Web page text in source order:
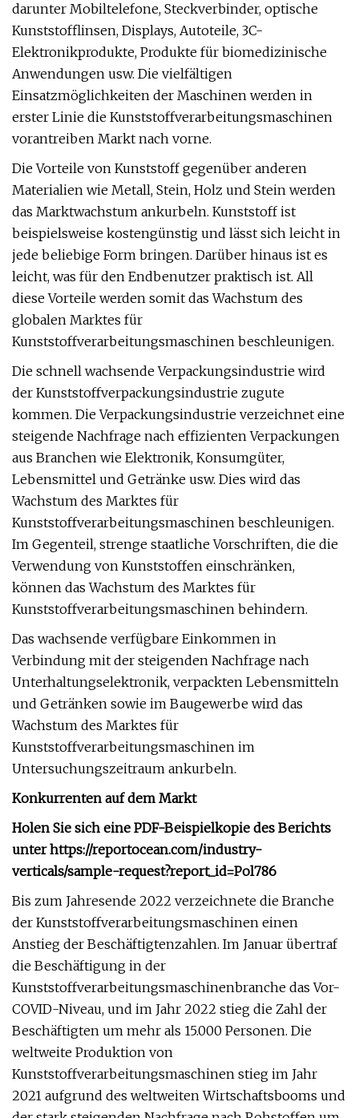
darunter Mobiltelefone, Steckverbinder, optische
Kunststofflinsen, Displays, Autoteile, 3C-
Elektronikprodukte, Produkte für biomedizinische
Anwendungen usw. Die vielfältigen
Einsatzmöglichkeiten der Maschinen werden in
erster Linie die Kunststoffverarbeitungsmaschinen
vorantreiben Markt nach vorne.
Die Vorteile von Kunststoff gegenüber anderen
Materialien wie Metall, Stein, Holz und Stein werden
das Marktwachstum ankurbeln. Kunststoff ist
beispielsweise kostengünstig und lässt sich leicht in
jede beliebige Form bringen. Darüber hinaus ist es
leicht, was für den Endbenutzer praktisch ist. All
diese Vorteile werden somit das Wachstum des
globalen Marktes für
Kunststoffverarbeitungsmaschinen beschleunigen.
Die schnell wachsende Verpackungsindustrie wird
der Kunststoffverpackungsindustrie zugute
kommen. Die Verpackungsindustrie verzeichnet eine
steigende Nachfrage nach effizienten Verpackungen
aus Branchen wie Elektronik, Konsumgüter,
Lebensmittel und Getränke usw. Dies wird das
Wachstum des Marktes für
Kunststoffverarbeitungsmaschinen beschleunigen.
Im Gegenteil, strenge staatliche Vorschriften, die die
Verwendung von Kunststoffen einschränken,
können das Wachstum des Marktes für
Kunststoffverarbeitungsmaschinen behindern.
Das wachsende verfügbare Einkommen in
Verbindung mit der steigenden Nachfrage nach
Unterhaltungselektronik, verpackten Lebensmitteln
und Getränken sowie im Baugewerbe wird das
Wachstum des Marktes für
Kunststoffverarbeitungsmaschinen im
Untersuchungszeitraum ankurbeln.
Konkurrenten auf dem Markt
Holen Sie sich eine PDF-Beispielkopie des Berichts
unter https://reportocean.com/industry-
verticals/sample-request?report_id=Pol786
Bis zum Jahresende 2022 verzeichnete die Branche
der Kunststoffverarbeitungsmaschinen einen
Anstieg der Beschäftigtenzahlen. Im Januar übertraf
die Beschäftigung in der
Kunststoffverarbeitungsmaschinenbranche das Vor-
COVID-Niveau, und im Jahr 2022 stieg die Zahl der
Beschäftigten um mehr als 15.000 Personen. Die
weltweite Produktion von
Kunststoffverarbeitungsmaschinen stieg im Jahr
2021 aufgrund des weltweiten Wirtschaftsbooms und